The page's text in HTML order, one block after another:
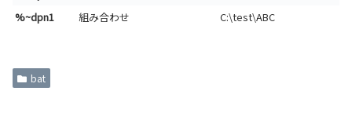
%~dpn1
組み合わせ C:\test\ABC
bat